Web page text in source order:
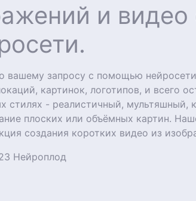
и
вашему запросу с помощью
картинок, логотипов, и всего
- реалистичный, мультяшный,
плоских или объёмных картин.
создания коротких видео из
Нейроплод